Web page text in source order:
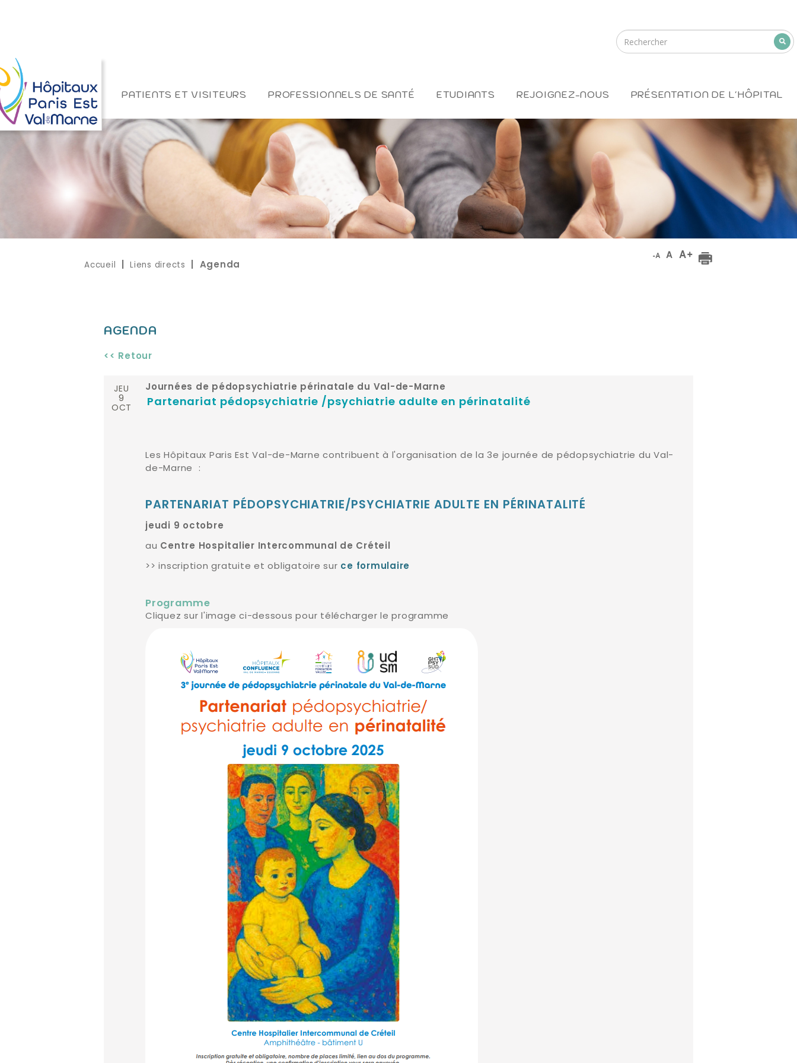
PATIENTS ET VISITEURS PROFESSIONNELS DE SANTÉ ETUDIANTS REJOIGNEZ-NOUS PRÉSENTATION DE L'HÔPITAL
Accueil Liens directs | Agenda
AGENDA
<< Retour
JEU
9
OCT
Journées de pédopsychiatrie périnatale du Val-de-Marne
Partenariat pédopsychiatrie /psychiatrie adulte en périnatalité
Les Hôpitaux Paris Est Val-de-Marne contribuent à l'organisation de la 3e journée de pédopsychiatrie du Val-
de-Marne :
PARTENARIAT PÉDOPSYCHIATRIE/PSYCHIATRIE ADULTE EN PÉRINATALITÉ
jeudi 9 octobre
au Centre Hospitalier Intercommunal de Créteil
>> inscription gratuite et obligatoire sur ce formulaire
Programme
Cliquez sur l'image ci-dessous pour télécharger le programme